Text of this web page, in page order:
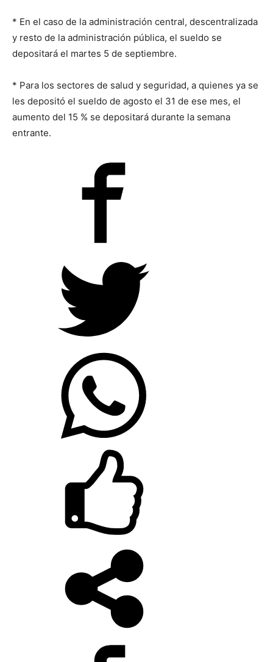
* En el caso de la administración central, descentralizada
y resto de la administración pública, el sueldo se
depositará el martes 5 de septiembre.
* Para los sectores de salud y seguridad, a quienes ya se
les depositó el sueldo de agosto el 31 de ese mes, el
aumento del 15 % se depositará durante la semana
entrante.